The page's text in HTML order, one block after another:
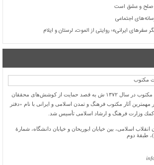
صلح و عشق است
اجتماعی
ایرانی»؛ روایتی از الموت، لرستان و ایلام
مؤسسه پژوهشی میراث مكتوب در سال ۱۳۷۲ ش به قصد حمایت از كوشش‌های محققان
آثار مكتوب فرهنگ و تمدن اسلامی و ایرانی با نام «دفتر
وزارت فرهنگ و ارشاد اسلامی تأسیس شد.
انقلاب اسلامی، بین خیابان ابوریحان و خیابان دانشگاه، شمارۀ